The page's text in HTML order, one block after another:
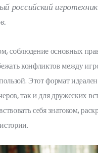
российский
соблюдение основных
конфликтов между
Этот формат
так и для дружеских
себя знатоком,